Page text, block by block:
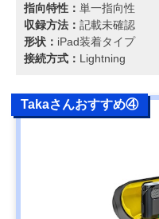
指向特性： 単一指向性
収録方法： 記載未確認
形状： iPad装着タイプ
接続方式： Lightning
Takaさんおすすめ④